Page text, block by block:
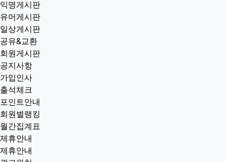
익명게시판
유머게시판
일상게시판
공유&교환
회원게시판
공지사항
가입인사
출석체크
포인트안내
회원별랭킹
월간집계표
제휴안내
제휴안내